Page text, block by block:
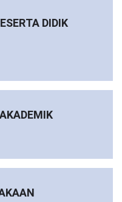
DIDIK
DAFTAR SISTEM AKADEMIK